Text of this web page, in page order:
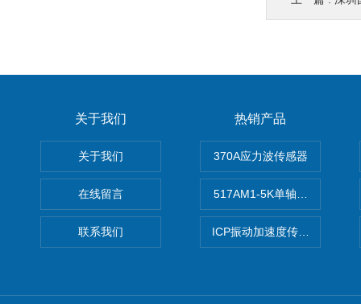
关于我们
关于我们
在线留言
联系我们
热销产品
370A应力波传感器
517AM1-5K单轴冲击IEPE加
ICP振动加速度传感器